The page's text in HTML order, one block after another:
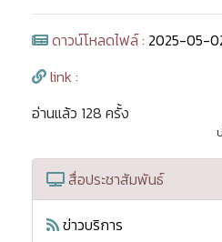
ดาวน์โหลดไฟล์ : 2025-05-
link :
อ่านแล้ว 128 ครั้ง
สื่อประชาสัมพันธ์
ข่าวบริการ